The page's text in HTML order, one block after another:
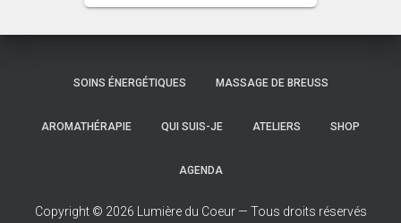
SOINS ÉNERGÉTIQUES MASSAGE DE BREUSS
AROMATHÉRAPIE QUI SUIS-JE ATELIERS SHOP
AGENDA
Copyright © 2026 Lumière du Coeur — Tous droits réservés